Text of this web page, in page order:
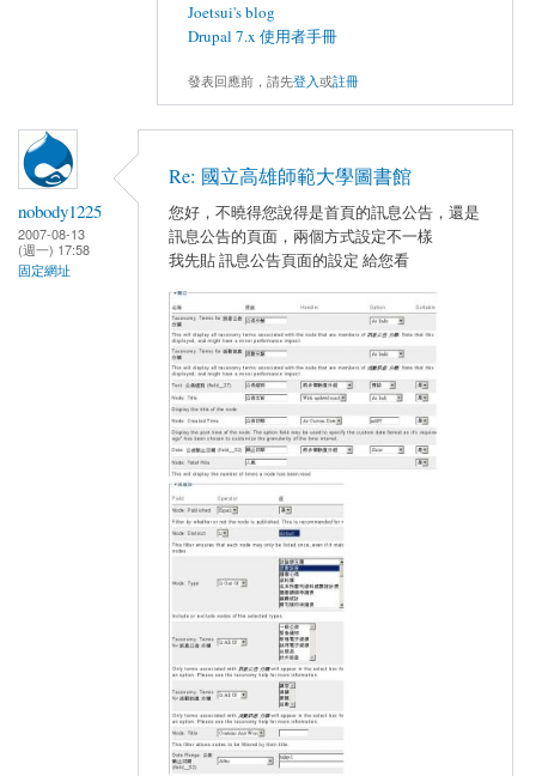
Joetsui's blog
Drupal 7.x 使用者手冊
發表回應前，請先登入或註冊
nobody1225
2007-08-13
(週一) 17:58
固定網址
Re: 國立高雄師範大學圖書館
您好，不曉得您說得是首頁的訊息公告，還是
訊息公告的頁面，兩個方式設定不一樣
我先貼 訊息公告頁面的設定 給您看